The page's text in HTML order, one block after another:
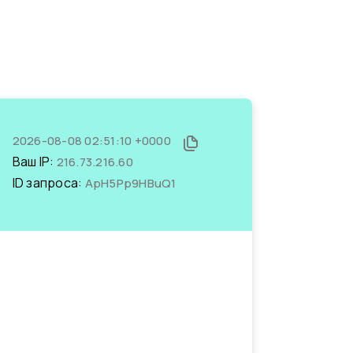
2026-08-08 02:51:10 +0000
Ваш IP: 216.73.216.60
ID запроса: ApH5Pp9HBuQ1